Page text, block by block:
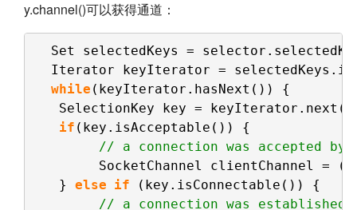
y.channel()可以获得通道：
Set selectedKeys =
Iterator keyIterator =
while (keyIterator.hasNext()) {
SelectionKey key =
if (key.isAcceptable()) {
// a connection was accepted by
SocketChannel clientChannel
} else if
(key.isConnectable()) {
// a connection was